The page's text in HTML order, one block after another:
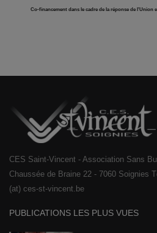
Co-financement dans le cadre de la réponse de l'Union
CES Saint-Vincent - Association Sans
Chaussée de Braine 22 - 7060 Soignies
(at) ces-st-vincent.be
PUBLICATIONS LES PLUS VUES